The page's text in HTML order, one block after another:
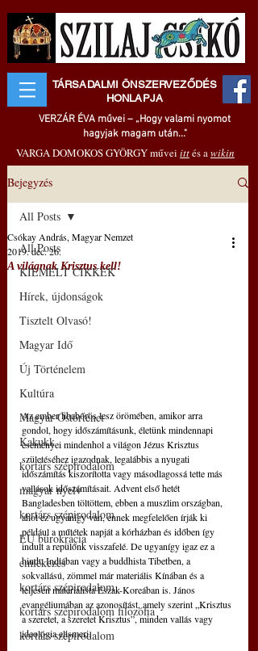
TÁRSADALMI ÖNSZERVEZŐDÉS
HONLAPJA
VERZÁR ÉVA művei – „Hogy valami nyomot
hagyjak magam után..."
VARGA DOMOKOS GYÖRGY művei ittés awikin
Bejegyzés
All Posts
KIEMELT CIKKEK
Hírek, újdonságok
Tisztelt Olvasó!
Magyar Idő
Új Történelem
Kultúra
Magyar Őstörténet
Kakukk
kortárs szépirodalom
magyar nyelv
kortárs szépirodalom
EU bürokrácia
emlékezés
kortárs szépirodalom
kortárs szépirodalom filozófia
kortárs szépirodalom
All Posts
A világnak Krisztus kell!
Csókay András, Magyar Nemzet
2019. dec. 26.
Az ember libabőrös lesz örömében, amikor arra
gondol, hogy időszámításunk, életünk mindennapi
eseményei mindenhol a világon Jézus Krisztus
születéséhez igazodnak, legalábbis a nyugati
időszámítás kiszorította vagy másodlagossá tette más
vallások időszámításait. Advent első hetét
Bangladesben töltöttem, ebben a muszlim országban,
ahol ez ugyanígy van, ennek megfelelően írják ki
például a műtétek napját a kórházban és időben így
indult a repülőnk visszafelé. De ugyanígy igaz ez a
hindu Indiában vagy a buddhista Tibetben, a
sokvallású, zömmel már materiális Kínában és a
teljesen materialista Észak-Koreában is. János
evangéliumában az azonosítást, amely szerint „Krisztus
a szeretet, a szeretet Krisztus”, minden vallás vagy
ideológia elismeri.